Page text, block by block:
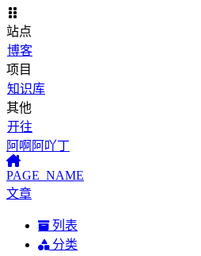
站点
博客
项目
知识库
其他
开往
阿啊阿吖丁
PAGE_NAME
文章
列表
分类